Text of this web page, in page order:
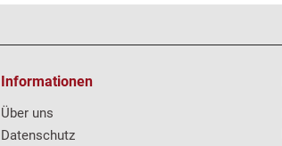
Informationen
Über uns
Datenschutz